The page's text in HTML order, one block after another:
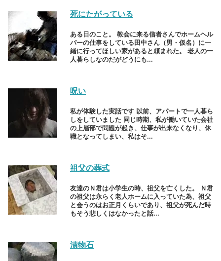
死にたがっている
ある日のこと。 教会に来る信者さんでホームヘル
パーの仕事をしている田中さん（男・仮名）に一
緒に行ってほしい家があると頼まれた。 老人の一
人暮らしなのだがどうにも...
呪い
私が体験した実話です 以前、アパートで一人暮ら
しをしていました 同じ時期、私が働いていた会社
の上層部で問題が起き、仕事が出来なくなり、休
職となってしまい、私はそ...
祖父の葬式
友達のＮ君は小学生の時、祖父を亡くした。 Ｎ君
の祖父は永らく老人ホームに入っていた為、祖父
と会うのはお正月くらいであり、祖父が死んだ時
もそう悲しくはなかったと話...
漬物石